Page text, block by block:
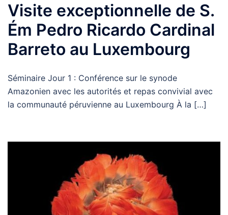
Visite exceptionnelle de S.
Ém Pedro Ricardo Cardinal
Barreto au Luxembourg
Séminaire Jour 1 : Conférence sur le synode
Amazonien avec les autorités et repas convivial avec
la communauté péruvienne au Luxembourg À la […]